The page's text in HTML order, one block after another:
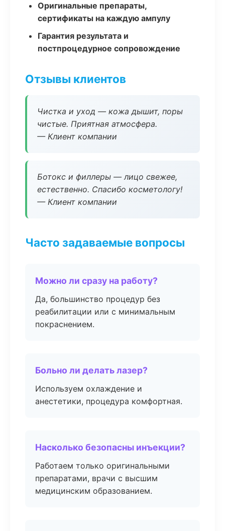
Оригинальные препараты,
сертификаты на каждую ампулу
Гарантия результата и
постпроцедурное сопровождение
Отзывы клиентов
Чистка и уход — кожа дышит, поры
чистые. Приятная атмосфера.
— Клиент компании
Ботокс и филлеры — лицо свежее,
естественно. Спасибо косметологу!
— Клиент компании
Часто задаваемые вопросы
Можно ли сразу на работу?
Да, большинство процедур без
реабилитации или с минимальным
покраснением.
Больно ли делать лазер?
Используем охлаждение и
анестетики, процедура комфортная.
Насколько безопасны инъекции?
Работаем только оригинальными
препаратами, врачи с высшим
медицинским образованием.